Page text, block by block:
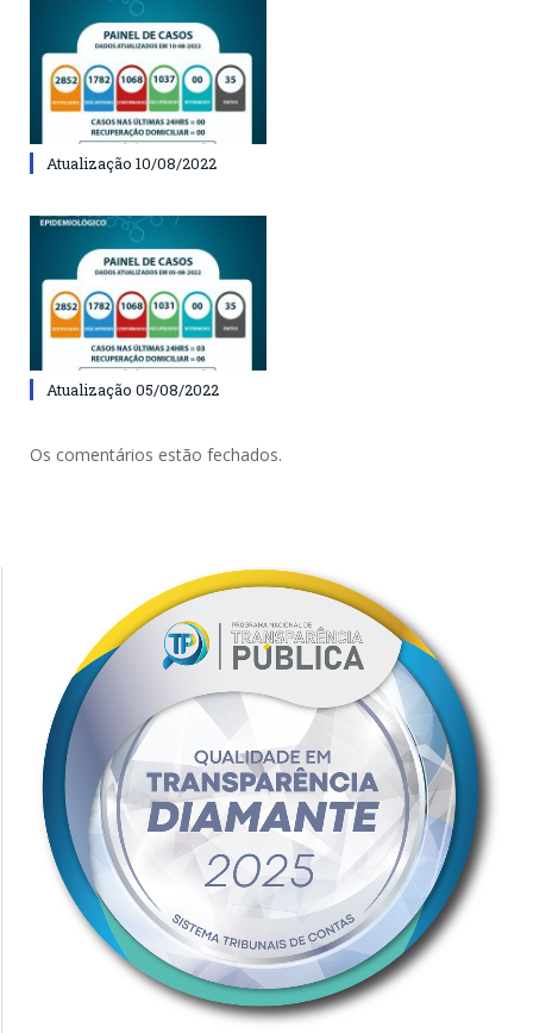
Atualização 10/08/2022
Atualização 05/08/2022
Os comentários estão fechados.